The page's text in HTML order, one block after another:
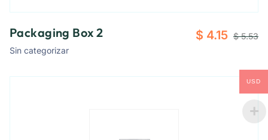
Packaging Box 2
Sin categorizar
$5.53
$ 4.15
USD